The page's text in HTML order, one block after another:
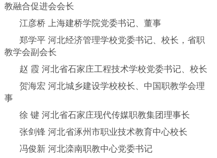
教融合促进会会长
江彦桥 上海建桥学院党委书记、董事
郑学平 河北经济管理学校党委书记、校长，省职
教学会副会长
赵 霞 河北省石家庄工程技术学校党委书记、校长
贺海宏 河北城乡建设学校校长、中国职教学会理
事
徐 键 河北省石家庄现代传媒职教集团理事长
张剑锋 河北省涿州市职业技术教育中心校长
冯俊新 河北滦南职教中心党委书记